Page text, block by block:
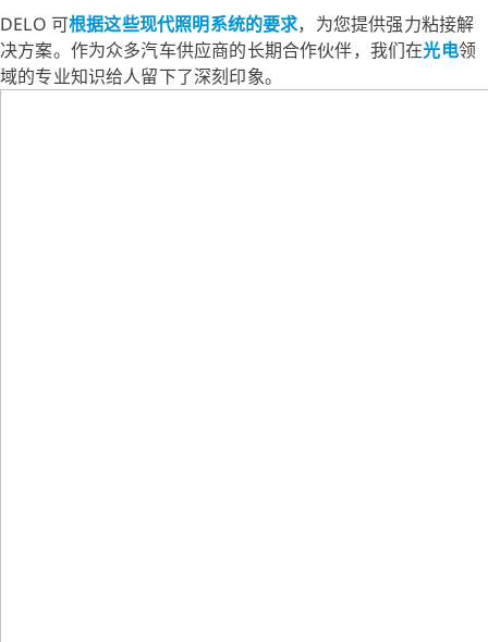
DELO 可根据这些现代照明系统的要求，为您提供强力粘接解
决方案。作为众多汽车供应商的长期合作伙伴，我们在光电领
域的专业知识给人留下了深刻印象。